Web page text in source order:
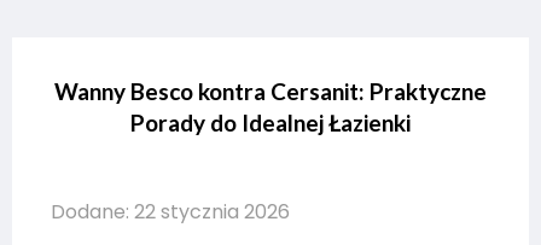
Wanny Besco kontra Cersanit: Praktyczne
Porady do Idealnej Łazienki
Dodane: 22 stycznia 2026